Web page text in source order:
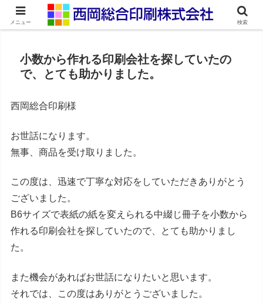
ネット印刷通販・オンデマンド印刷
小数から作れる印刷会社を探していたの
で、とても助かりました。
西岡総合印刷様
お世話になります。
無事、商品を受け取りました。
この度は、迅速で丁寧な対応をしていただきありがとう
ございました。
B6サイズで表紙の紙を変えられる中綴じ冊子を小数から
作れる印刷会社を探していたので、とても助かりまし
た。
また機会があればお世話になりたいと思います。
それでは、この度はありがとうございました。
メニュー 検索